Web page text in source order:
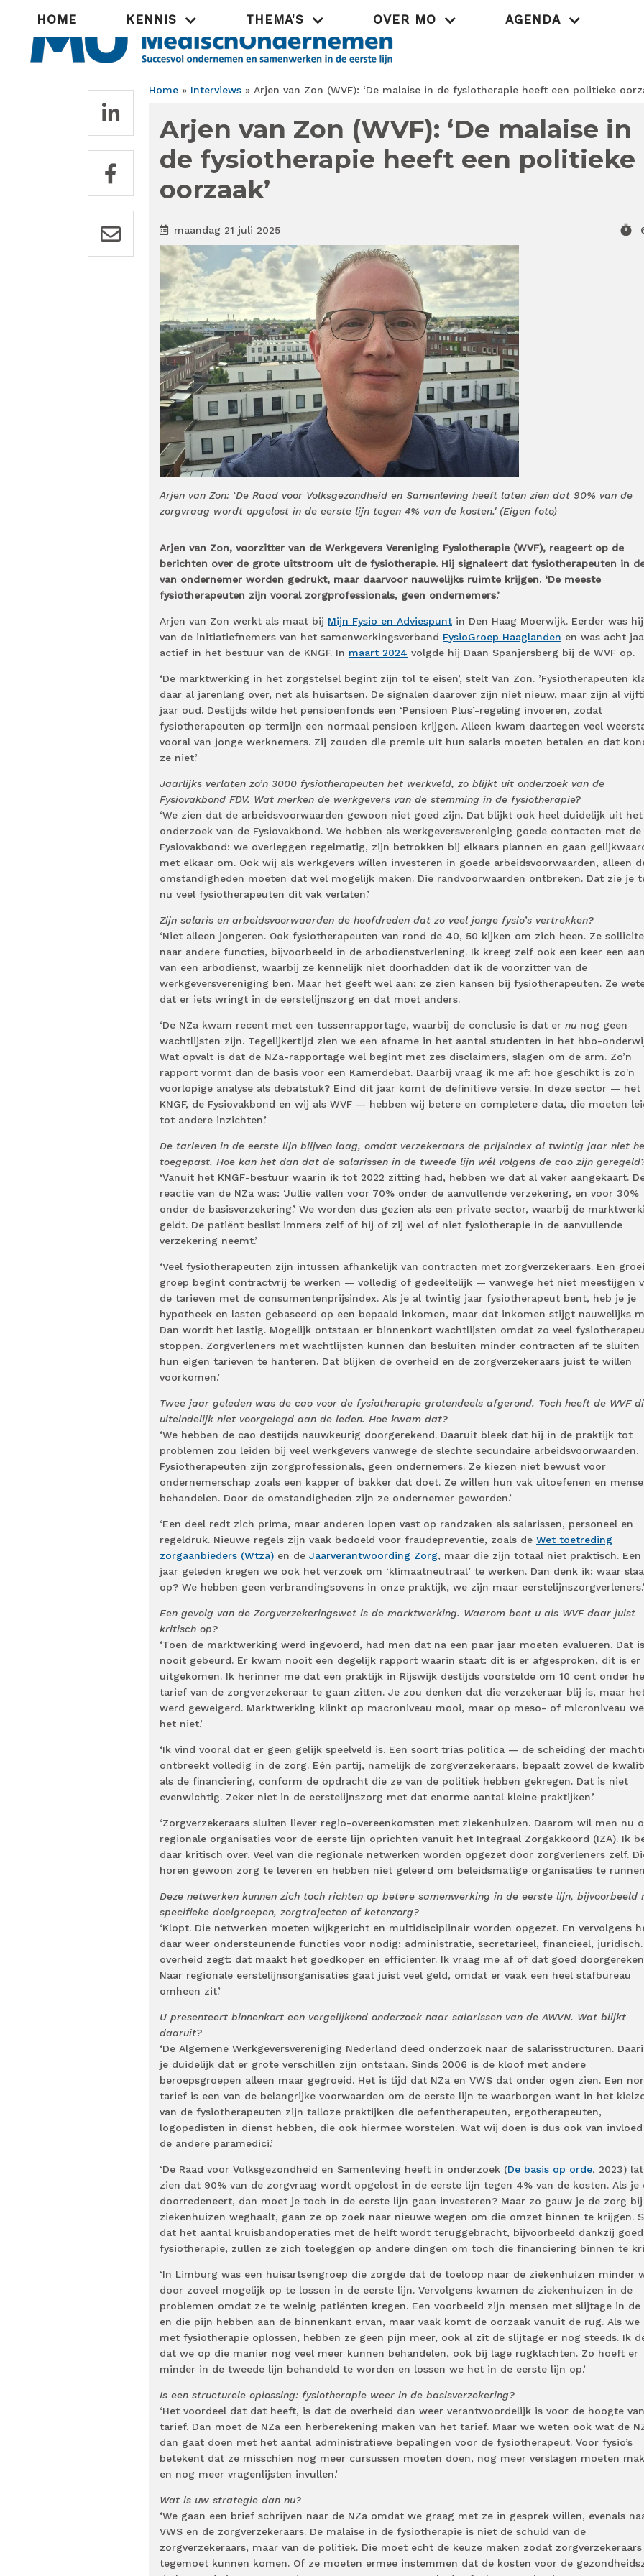
Hoofdnavigatie
HOME KENNIS THEMA'S OVER MO AGENDA
Home Interviews Arjen van Zon (WVF): ‘De malaise in de fysiotherapie heeft een politieke
Arjen van Zon (WVF): ‘De malaise in
de fysiotherapie heeft een politieke
oorzaak’
maandag 21 juli 2025 timer
Arjen van Zon: ‘De Raad voor Volksgezondheid en Samenleving heeft laten zien dat 90% van de
zorgvraag wordt opgelost in de eerste lijn tegen 4% van de kosten.' (Eigen foto)
Arjen van Zon, voorzitter van de Werkgevers Vereniging Fysiotherapie (WVF), reageert op de
berichten over de grote uitstroom uit de fysiotherapie. Hij signaleert dat fysiotherapeuten in
van ondernemer worden gedrukt, maar daarvoor nauwelijks ruimte krijgen. ‘De meeste
fysiotherapeuten zijn vooral zorgprofessionals, geen ondernemers.’
Arjen van Zon werkt als maat bij Mijn Fysio en Adviespunt in Den Haag Moerwijk. Eerder was
van de initiatiefnemers van het samenwerkingsverband FysioGroep Haaglanden en was acht
actief in het bestuur van de KNGF. In maart 2024 volgde hij Daan Spanjersberg bij de WVF op.
‘De marktwerking in het zorgstelsel begint zijn tol te eisen’, stelt Van Zon. ’Fysiotherapeuten
daar al jarenlang over, net als huisartsen. De signalen daarover zijn niet nieuw, maar zijn al
jaar oud. Destijds wilde het pensioenfonds een ‘Pensioen Plus’-regeling invoeren, zodat
fysiotherapeuten op termijn een normaal pensioen krijgen. Alleen kwam daartegen veel
vooral van jonge werknemers. Zij zouden die premie uit hun salaris moeten betalen en dat
ze niet.’
Jaarlijks verlaten zo’n 3000 fysiotherapeuten het werkveld, zo blijkt uit onderzoek van de
Fysiovakbond FDV. Wat merken de werkgevers van de stemming in de fysiotherapie?
‘We zien dat de arbeidsvoorwaarden gewoon niet goed zijn. Dat blijkt ook heel duidelijk uit het
onderzoek van de Fysiovakbond. We hebben als werkgeversvereniging goede contacten met de
Fysiovakbond: we overleggen regelmatig, zijn betrokken bij elkaars plannen en gaan
met elkaar om. Ook wij als werkgevers wíllen investeren in goede arbeidsvoorwaarden, alleen
omstandigheden moeten dat wel mogelijk maken. Die randvoorwaarden ontbreken. Dat zie je
nu veel fysiotherapeuten dit vak verlaten.’
Zijn salaris en arbeidsvoorwaarden de hoofdreden dat zo veel jonge fysio’s vertrekken?
‘Niet alleen jongeren. Ook fysiotherapeuten van rond de 40, 50 kijken om zich heen. Ze
naar andere functies, bijvoorbeeld in de arbodienstverlening. Ik kreeg zelf ook een keer een
van een arbodienst, waarbij ze kennelijk niet doorhadden dat ik de voorzitter van de
werkgeversvereniging ben. Maar het geeft wel aan: ze zien kansen bij fysiotherapeuten. Ze
dat er iets wringt in de eerstelijnszorg en dat moet anders.
‘De NZa kwam recent met een tussenrapportage, waarbij de conclusie is dat er nu nog geen
wachtlijsten zijn. Tegelijkertijd zien we een afname in het aantal studenten in het hbo-
Wat opvalt is dat de NZa-rapportage wel begint met zes disclaimers, slagen om de arm. Zo’n
rapport vormt dan de basis voor een Kamerdebat. Daarbij vraag ik me af: hoe geschikt is zo'n
voorlopige analyse als debatstuk? Eind dit jaar komt de definitieve versie. In deze sector — het
KNGF, de Fysiovakbond en wij als WVF — hebben wij betere en completere data, die moeten
tot andere inzichten.’
De tarieven in de eerste lijn blijven laag, omdat verzekeraars de prijsindex al twintig jaar niet
toegepast. Hoe kan het dan dat de salarissen in de tweede lijn wél volgens de cao zijn
‘Vanuit het KNGF-bestuur waarin ik tot 2022 zitting had, hebben we dat al vaker aangekaart.
reactie van de NZa was: ‘Jullie vallen voor 70% onder de aanvullende verzekering, en voor 30%
onder de basisverzekering.’ We worden dus gezien als een private sector, waarbij de
geldt. De patiënt beslist immers zelf of hij of zij wel of niet fysiotherapie in de aanvullende
verzekering neemt.’
‘Veel fysiotherapeuten zijn intussen afhankelijk van contracten met zorgverzekeraars. Een
groep begint contractvrij te werken — volledig of gedeeltelijk — vanwege het niet meestijgen
de tarieven met de consumentenprijsindex. Als je al twintig jaar fysiotherapeut bent, heb je je
hypotheek en lasten gebaseerd op een bepaald inkomen, maar dat inkomen stijgt nauwelijks
Dan wordt het lastig. Mogelijk ontstaan er binnenkort wachtlijsten omdat zo veel
stoppen. Zorgverleners met wachtlijsten kunnen dan besluiten minder contracten af te sluiten
hun eigen tarieven te hanteren. Dat blijken de overheid en de zorgverzekeraars juist te willen
voorkomen.’
Twee jaar geleden was de cao voor de fysiotherapie grotendeels afgerond. Toch heeft de WVF
uiteindelijk niet voorgelegd aan de leden. Hoe kwam dat?
‘We hebben de cao destijds nauwkeurig doorgerekend. Daaruit bleek dat hij in de praktijk tot
problemen zou leiden bij veel werkgevers vanwege de slechte secundaire arbeidsvoorwaarden.
Fysiotherapeuten zijn zorgprofessionals, geen ondernemers. Ze kiezen niet bewust voor
ondernemerschap zoals een kapper of bakker dat doet. Ze willen hun vak uitoefenen en
behandelen. Door de omstandigheden zijn ze ondernemer geworden.’
‘Een deel redt zich prima, maar anderen lopen vast op randzaken als salarissen, personeel en
regeldruk. Nieuwe regels zijn vaak bedoeld voor fraudepreventie, zoals de Wet toetreding
zorgaanbieders (Wtza) en de Jaarverantwoording Zorg, maar die zijn totaal niet praktisch. Een
jaar geleden kregen we ook het verzoek om ‘klimaatneutraal’ te werken. Dan denk ik: waar
op? We hebben geen verbrandingsovens in onze praktijk, we zijn maar eerstelijnszorgverleners.’
Een gevolg van de Zorgverzekeringswet is de marktwerking. Waarom bent u als WVF daar juist
kritisch op?
‘Toen de marktwerking werd ingevoerd, had men dat na een paar jaar moeten evalueren. Dat is
nooit gebeurd. Er kwam nooit een degelijk rapport waarin staat: dit is er afgesproken, dit is er
uitgekomen. Ik herinner me dat een praktijk in Rijswijk destijds voorstelde om 10 cent onder
tarief van de zorgverzekeraar te gaan zitten. Je zou denken dat die verzekeraar blij is, maar
werd geweigerd. Marktwerking klinkt op macroniveau mooi, maar op meso- of microniveau
het niet.’
‘Ik vind vooral dat er geen gelijk speelveld is. Een soort trias politica — de scheiding der
ontbreekt volledig in de zorg. Eén partij, namelijk de zorgverzekeraars, bepaalt zowel de
als de financiering, conform de opdracht die ze van de politiek hebben gekregen. Dat is niet
evenwichtig. Zeker niet in de eerstelijnszorg met dat enorme aantal kleine praktijken.’
‘Zorgverzekeraars sluiten liever regio-overeenkomsten met ziekenhuizen. Daarom wil men nu
regionale organisaties voor de eerste lijn oprichten vanuit het Integraal Zorgakkoord (IZA). Ik
daar kritisch over. Veel van die regionale netwerken worden opgezet door zorgverleners zelf.
horen gewoon zorg te leveren en hebben niet geleerd om beleidsmatige organisaties te
Deze netwerken kunnen zich toch richten op betere samenwerking in de eerste lijn, bijvoorbeeld
specifieke doelgroepen, zorgtrajecten of ketenzorg?
‘Klopt. Die netwerken moeten wijkgericht en multidisciplinair worden opgezet. En vervolgens
daar weer ondersteunende functies voor nodig: administratie, secretarieel, financieel, juridisch.
overheid zegt: dat maakt het goedkoper en efficiënter. Ik vraag me af of dat goed
Naar regionale eerstelijnsorganisaties gaat juist veel geld, omdat er vaak een heel stafbureau
omheen zit.’
U presenteert binnenkort een vergelijkend onderzoek naar salarissen van de AWVN. Wat blijkt
daaruit?
‘De Algemene Werkgeversvereniging Nederland deed onderzoek naar de salarisstructuren.
je duidelijk dat er grote verschillen zijn ontstaan. Sinds 2006 is de kloof met andere
beroepsgroepen alleen maar gegroeid. Het is tijd dat NZa en VWS dat onder ogen zien. Een
tarief is een van de belangrijke voorwaarden om de eerste lijn te waarborgen want in het
van de fysiotherapeuten zijn talloze praktijken die oefentherapeuten, ergotherapeuten,
logopedisten in dienst hebben, die ook hiermee worstelen. Wat wij doen is dus ook van
de andere paramedici.’
‘De Raad voor Volksgezondheid en Samenleving heeft in onderzoek (De basis op orde, 2023)
zien dat 90% van de zorgvraag wordt opgelost in de eerste lijn tegen 4% van de kosten. Als je
doorredeneert, dan moet je toch in de eerste lijn gaan investeren? Maar zo gauw je de zorg
ziekenhuizen weghaalt, gaan ze op zoek naar nieuwe wegen om die omzet binnen te krijgen.
dat het aantal kruisbandoperaties met de helft wordt teruggebracht, bijvoorbeeld dankzij
fysiotherapie, zullen ze zich toeleggen op andere dingen om toch die financiering binnen te
‘In Limburg was een huisartsengroep die zorgde dat de toeloop naar de ziekenhuizen minder
door zoveel mogelijk op te lossen in de eerste lijn. Vervolgens kwamen de ziekenhuizen in de
problemen omdat ze te weinig patiënten kregen. Een voorbeeld zijn mensen met slijtage in de
en die pijn hebben aan de binnenkant ervan, maar vaak komt de oorzaak vanuit de rug. Als we
met fysiotherapie oplossen, hebben ze geen pijn meer, ook al zit de slijtage er nog steeds. Ik
dat we op die manier nog veel meer kunnen behandelen, ook bij lage rugklachten. Zo hoeft er
minder in de tweede lijn behandeld te worden en lossen we het in de eerste lijn op.’
Is een structurele oplossing: fysiotherapie weer in de basisverzekering?
‘Het voordeel dat dat heeft, is dat de overheid dan weer verantwoordelijk is voor de hoogte
tarief. Dan moet de NZa een herberekening maken van het tarief. Maar we weten ook wat de
dan gaat doen met het aantal administratieve bepalingen voor de fysiotherapeut. Voor fysio’s
betekent dat ze misschien nog meer cursussen moeten doen, nog meer verslagen moeten
en nog meer vragenlijsten invullen.’
Wat is uw strategie dan nu?
‘We gaan een brief schrijven naar de NZa omdat we graag met ze in gesprek willen, evenals
VWS en de zorgverzekeraars. De malaise in de fysiotherapie is niet de schuld van de
zorgverzekeraars, maar van de politiek. Die moet echt de keuze maken zodat
tegemoet kunnen komen. Of ze moeten ermee instemmen dat de kosten voor de